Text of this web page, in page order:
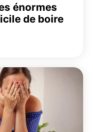
énormes
de boire